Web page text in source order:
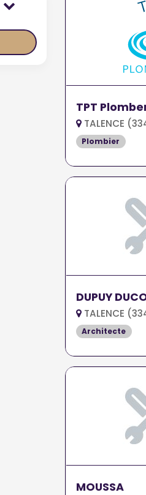
TPT
TALENCE
Plombier
DUPUY
TALENCE
Architecte
MOUSSA